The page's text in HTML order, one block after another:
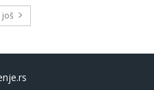
još